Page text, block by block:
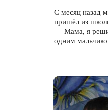
С месяц назад
пришёл из
— Мама, я
одним